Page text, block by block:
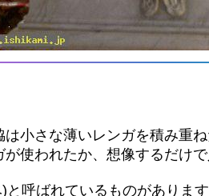
小さな薄いレンガを積み重
使われたか、想像するだけ
呼ばれているものがありま